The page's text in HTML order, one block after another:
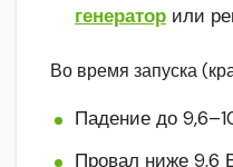
генератор или
Во время запуска
Падение до
Провал ниже 9,6